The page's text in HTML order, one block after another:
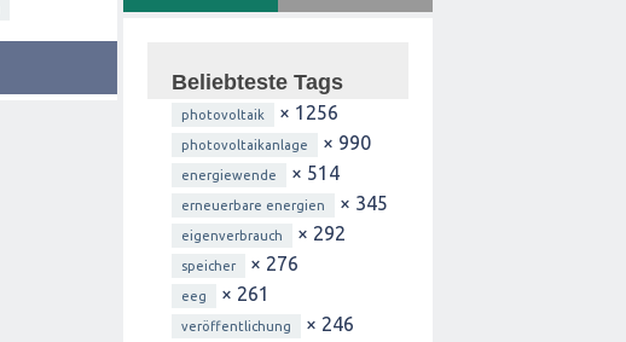
Beliebteste Tags
photovoltaik × 1256
photovoltaikanlage × 990
energiewende × 514
erneuerbare energien × 345
eigenverbrauch × 292
speicher × 276
eeg × 261
veröffentlichung × 246